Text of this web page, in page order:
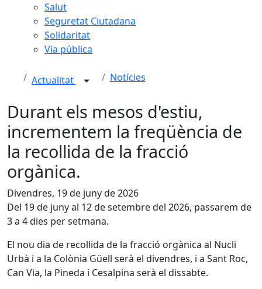
Salut
Seguretat Ciutadana
Solidaritat
Via pública
Actualitat Notícies
Durant els mesos d'estiu,
incrementem la freqüència de
la recollida de la fracció
orgànica.
Divendres, 19 de juny de 2026
Del 19 de juny al 12 de setembre del 2026, passarem de
3 a 4 dies per setmana.
El nou dia de recollida de la fracció orgànica al Nucli
Urbà i a la Colònia Güell serà el divendres, i a Sant Roc,
Can Via, la Pineda i Cesalpina serà el dissabte.